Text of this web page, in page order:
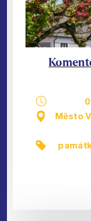
Město